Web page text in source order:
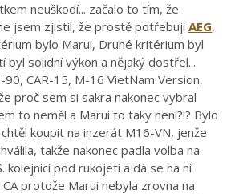
neuškodí... začalo to tím, že
jsem zjistil, že prostě potřebuji AEG,
bylo Marui, Druhé kritérium byl
solidní výkon a nějaký dostřel...
CAR-15, M-16 VietNam Version,
proč sem si sakra nakonec vybral
to neměl a Marui to taky není?!? Bylo
koupit na inzerát M16-VN, jenže
takže nakonec padla volba na
kolejnici pod rukojetí a dá se na ní
protože Marui nebyla zrovna na